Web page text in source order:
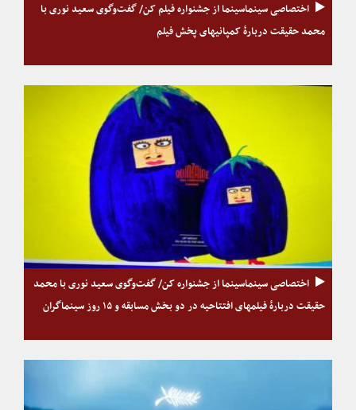
اختصاصی سینماسینما از جشنواره فیلم کن/ گفت‌وگوی سعید نوری با
محمد حقیقت دربارهٔ کمپانیهای پخش فیلم
اختصاصی سینماسینما از جشنواره کن/ گفت‌وگوی سعید نوری با محمد
حقیقت دربارهٔ فیلمهای افتتاحیه در دو بخش مسابقه و ۱۵ روز سینماگران